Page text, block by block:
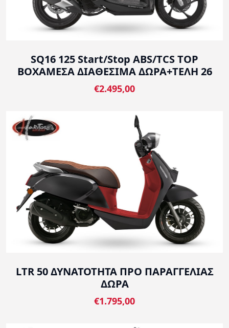
SQ16 125 Start/Stop ABS/TCS TOP
BOXΑΜΕΣΑ ΔΙΑΘΕΣΙΜΑ ΔΩΡΑ+ΤΕΛΗ 26
€2.495,00
LTR 50 ΔΥΝΑΤΟΤΗΤΑ ΠΡΟ ΠΑΡΑΓΓΕΛΙΑΣ
ΔΩΡΑ
€1.795,00